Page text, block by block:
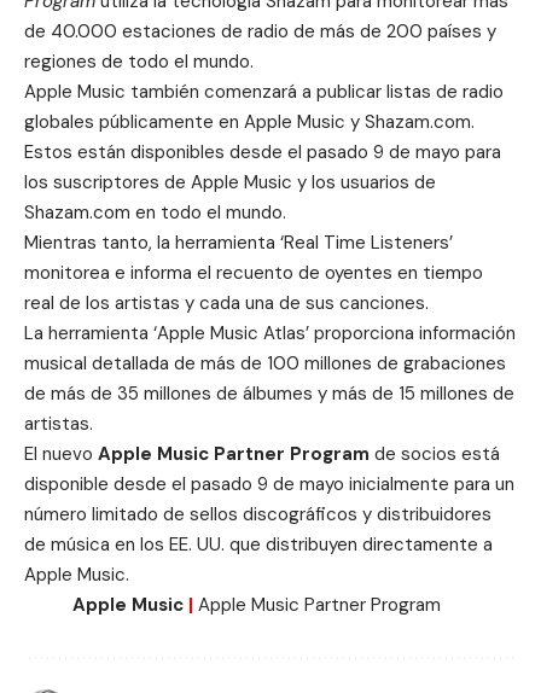
de 40.000 estaciones de radio de más de 200 países y
regiones de todo el mundo.
Apple Music también comenzará a publicar listas de radio
globales públicamente en Apple Music y Shazam.com.
Estos están disponibles desde el pasado 9 de mayo para
los suscriptores de Apple Music y los usuarios de
Shazam.com en todo el mundo.
Mientras tanto, la herramienta ‘Real Time Listeners’
monitorea e informa el recuento de oyentes en tiempo
real de los artistas y cada una de sus canciones.
La herramienta ‘Apple Music Atlas’ proporciona información
musical detallada de más de 100 millones de grabaciones
de más de 35 millones de álbumes y más de 15 millones de
artistas.
El nuevo Apple Music Partner Program de socios está
disponible desde el pasado 9 de mayo inicialmente para un
número limitado de sellos discográficos y distribuidores
de música en los EE. UU. que distribuyen directamente a
Apple Music.
Apple Music | Apple Music Partner Program